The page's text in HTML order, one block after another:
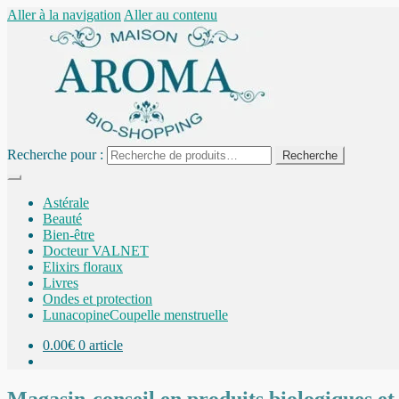
Aller à la navigation Aller au contenu
Recherche pour : Recherche
Astérale
Beauté
Bien-être
Docteur VALNET
Elixirs floraux
Livres
Ondes et protection
LunacopineCoupelle menstruelle
0.00€ 0 article